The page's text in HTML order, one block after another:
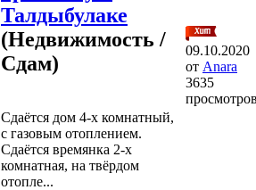
Талдыбулаке
(Недвижимость /
Сдам)
Сдаётся дом 4-х комнатный,
с газовым отоплением.
Сдаётся времянка 2-х
комнатная, на твёрдом
отопле...
09.10.2020
от Anara
3635